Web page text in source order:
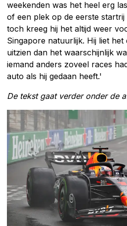
weekenden was het heel erg
of een plek op de eerste
toch kreeg hij het altijd weer
Singapore natuurlijk. Hij liet
uitzien dan het waarschijnlijk
iemand anders zoveel races
auto als hij gedaan heeft.'
De tekst gaat verder onder de